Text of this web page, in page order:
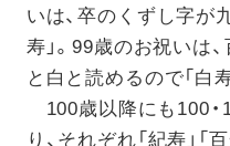
いは、卒のくずし字が
寿」。99歳のお祝いは
と白と読めるので「白
100歳以降にも100・
り、それぞれ「紀寿」「